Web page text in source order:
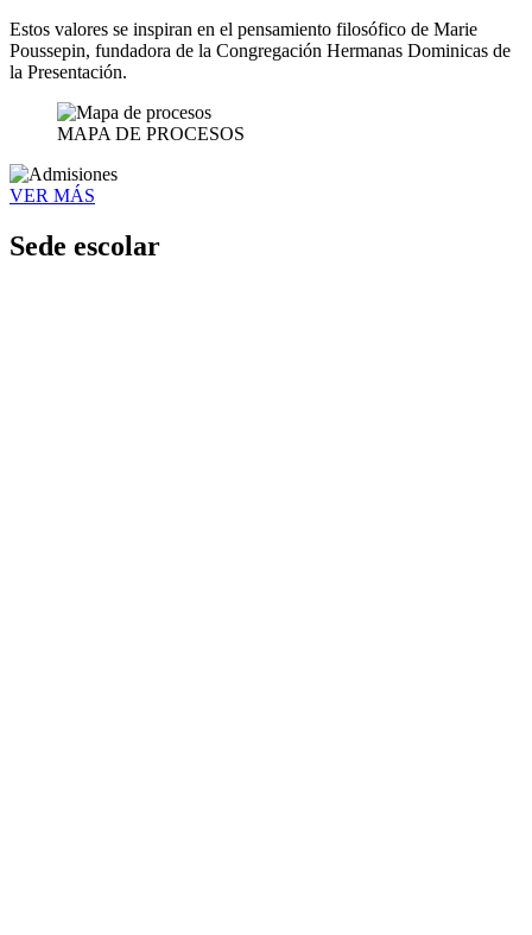
Estos valores se inspiran en el pensamiento filosófico de Marie
Poussepin, fundadora de la Congregación Hermanas Dominicas de
la Presentación.
MAPA DE PROCESOS
VER MÁS
Sede escolar